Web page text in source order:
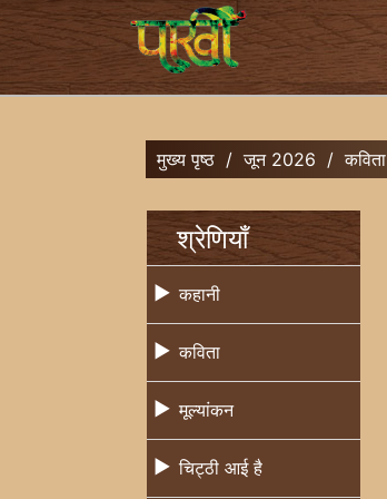
मुख्य पृष्ठ / जून 2026 / कविता
श्रेणियाँ
कहानी
कविता
मूल्यांकन
चिट्ठी आई है